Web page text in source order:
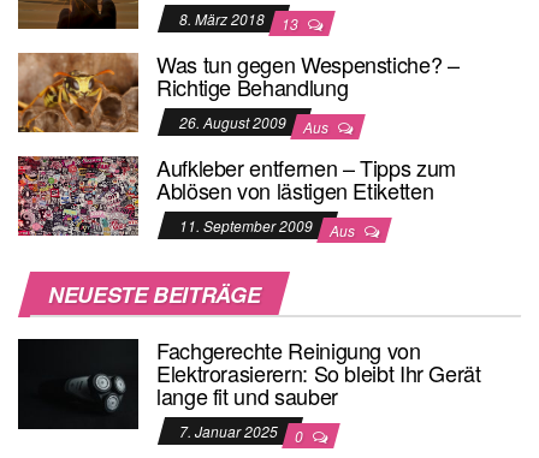
8. März 2018 13
Was tun gegen Wespenstiche? –
Richtige Behandlung
26. August 2009 Aus
Aufkleber entfernen – Tipps zum
Ablösen von lästigen Etiketten
11. September 2009 Aus
NEUESTE BEITRÄGE
Fachgerechte Reinigung von
Elektrorasierern: So bleibt Ihr Gerät
lange fit und sauber
7. Januar 2025 0